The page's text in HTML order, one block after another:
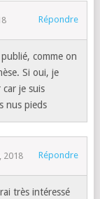
Répondre
comme on
Si oui, je
car je suis
nus pieds
2018 Répondre
très intéressé